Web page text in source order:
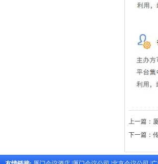
上一篇：
下一篇：